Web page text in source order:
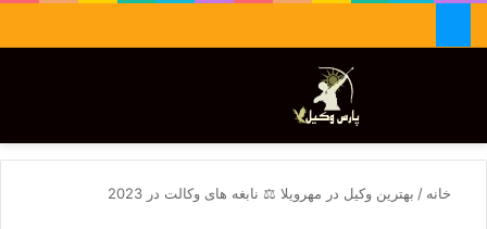
تغییر پوسته
خانه / بهترین وکیل در مهرویلا ⚖️ نابغه های وکالت در 2023